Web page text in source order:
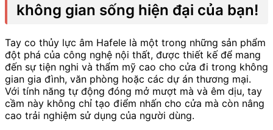
không gian sống hiện đại của bạn!
Tay co thủy lực âm Hafele là một trong những sản phẩm
đột phá của công nghệ nội thất, được thiết kế để mang
đến sự tiện nghi và thẩm mỹ cao cho cửa đi trong không
gian gia đình, văn phòng hoặc các dự án thương mại.
Với tính năng tự động đóng mở mượt mà và êm dịu, tay
cầm này không chỉ tạo điểm nhấn cho cửa mà còn nâng
cao trải nghiệm sử dụng của người dùng.